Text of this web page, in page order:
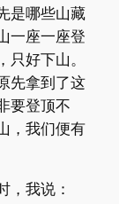
是哪些山藏
一座一座登
好下山。
先拿到了这
要登顶不
，我们便有
，我说：